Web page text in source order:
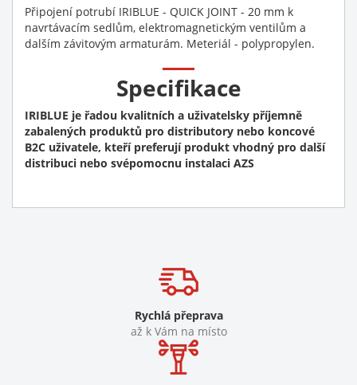
Připojení potrubí IRIBLUE - QUICK JOINT - 20 mm k
navrtávacím sedlům, elektromagnetickým ventilům a
dalším závitovým armaturám. Meteriál - polypropylen.
Specifikace
IRIBLUE je řadou kvalitních a uživatelsky příjemně
zabalených produktů pro distributory nebo koncové
B2C uživatele, kteří preferují produkt vhodný pro další
distribuci nebo svépomocnu instalaci AZS
Rychlá přeprava
až k Vám na místo